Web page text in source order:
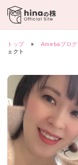
Skip
content
トップ » Amebaブログ
ェクト